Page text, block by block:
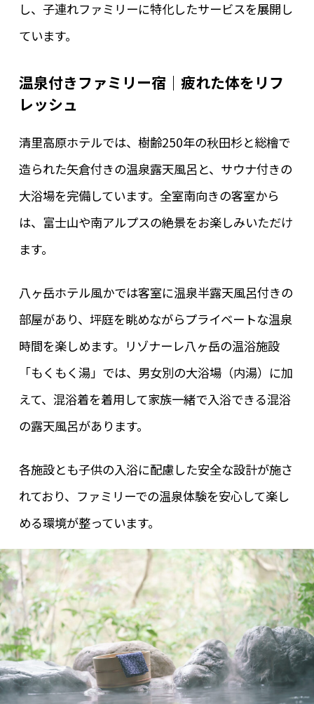
し、子連れファミリーに特化したサービスを展開し
ています。
温泉付きファミリー宿｜疲れた体をリフ
レッシュ
清里高原ホテルでは、樹齢250年の秋田杉と総檜で
造られた矢倉付きの温泉露天風呂と、サウナ付きの
大浴場を完備しています。全室南向きの客室から
は、富士山や南アルプスの絶景をお楽しみいただけ
ます。
八ヶ岳ホテル風かでは客室に温泉半露天風呂付きの
部屋があり、坪庭を眺めながらプライベートな温泉
時間を楽しめます。リゾナーレ八ヶ岳の温浴施設
「もくもく湯」では、男女別の大浴場（内湯）に加
えて、混浴着を着用して家族一緒で入浴できる混浴
の露天風呂があります。
各施設とも子供の入浴に配慮した安全な設計が施さ
れており、ファミリーでの温泉体験を安心して楽し
める環境が整っています。